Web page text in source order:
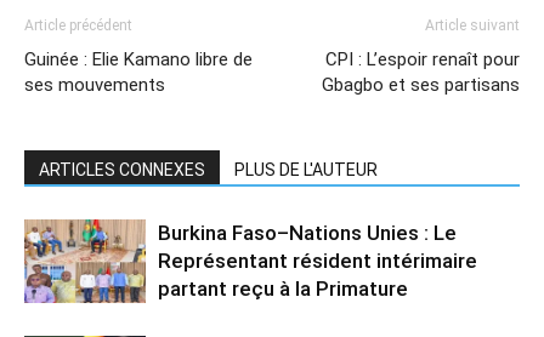
Article précédent
Guinée : Elie Kamano libre de
ses mouvements
Article suivant
CPI : L’espoir renaît pour
Gbagbo et ses partisans
ARTICLES CONNEXES PLUS DE L'AUTEUR
Burkina Faso–Nations Unies : Le
Représentant résident intérimaire
partant reçu à la Primature